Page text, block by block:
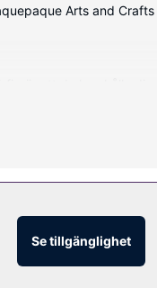
Arts and
över trädgården. Du
serveras
Se tillgänglighet